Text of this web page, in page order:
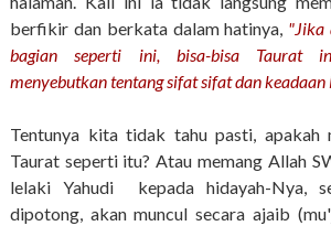
berfikir dan berkata dalam hatinya, "Jika
bagian seperti ini, bisa-bisa Taurat
menyebutkan tentang sifat sifat dan
Tentunya kita tidak tahu pasti, apakah
Taurat seperti itu? Atau memang Allah
lelaki Yahudi kepada hidayah-Nya,
dipotong, akan muncul secara ajaib